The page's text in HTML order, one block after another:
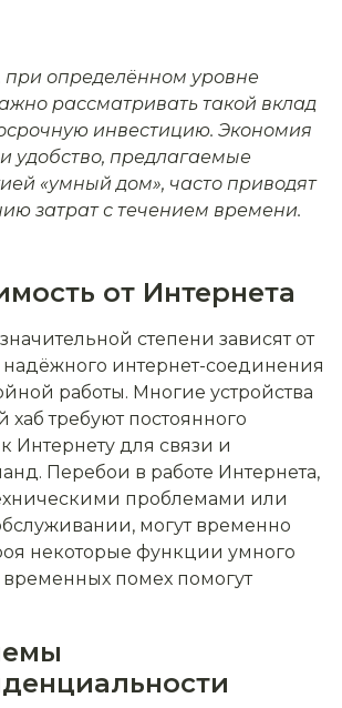
при определённом уровне
рассматривать такой вклад
инвестицию. Экономия
удобство, предлагаемые
«умный дом», часто приводят
затрат с течением времени.
от Интернета
степени зависят от
надёжного интернет-соединения
работы. Многие устройства
требуют постоянного
Интернету для связи и
Перебои в работе Интернета,
проблемами или
могут временно
некоторые функции умного
временных помех помогут